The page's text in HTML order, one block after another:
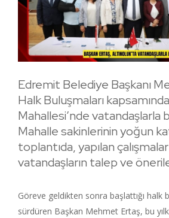
Edremit Belediye Başkanı
Halk Buluşmaları
Mahallesi’nde vatandaşlarla
Mahalle sakinlerinin yoğun
toplantıda, yapılan
vatandaşların talep ve
Göreve geldikten sonra başlattığı halk
sürdüren Başkan Mehmet Ertaş, bu